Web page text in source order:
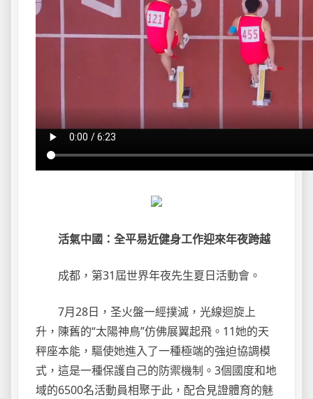
活氣中國：全平易近健身工作迎來年夜跨越
成都，第31屆世界年夜先生夏日活動會。
7月28日，圣火盤一經撲滅，光線迴旋上
升，陳舊的“太陽神鳥”仿佛展翼起飛。11她的天
秤座本能，驅使她進入了一種極端的強迫協調模
式，這是一種保護自己的防禦機制。3個國度和地
域的6500名活動員相聚于此，配合見證體育的魅